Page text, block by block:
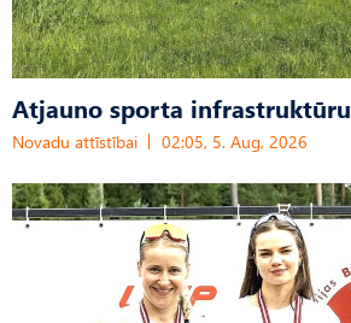
Atjauno sporta infrastruktūru
Novadu attīstībai 02:05, 5. Aug, 2026